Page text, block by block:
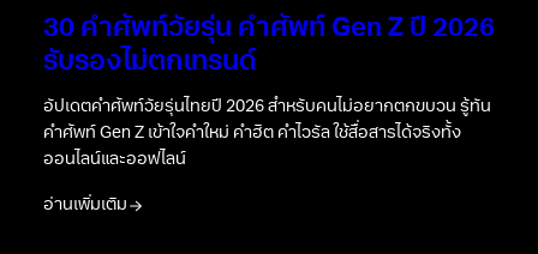
30 คำศัพท์วัยรุ่น คำศัพท์ Gen Z ปี 2026
รับรองไม่ตกเทรนด์
อัปเดตคำศัพท์วัยรุ่นไทยปี 2026 สำหรับคนไม่อยากตกขบวน รู้ทัน
คำศัพท์ Gen Z เข้าใจคำใหม่ คำฮิต คำไวรัล ใช้สื่อสารได้จริงทั้ง
ออนไลน์และออฟไลน์
อ่านเพิ่มเติม